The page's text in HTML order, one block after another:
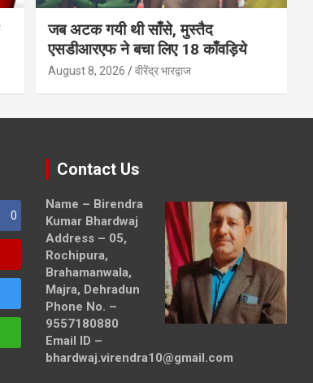
जब अटक गयी थी साँसे, मुस्तैद
एसडीआरएफ ने बचा लिए 18 काँवड़िये
August 8, 2026 वीरेंद्र भारद्वाज
0
Contact Us
Name – Birendra
Kumar Bhardwaj
Address – 05,
Rochipura,
Brahamanwala,
Majra, Dehradun
Phone No. –
9557180880
Email ID –
bhardwaj.virendra10@gmail.com